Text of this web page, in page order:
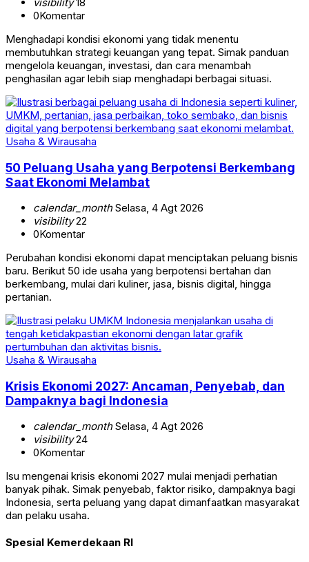
0Komentar
Menghadapi kondisi ekonomi yang tidak menentu
membutuhkan strategi keuangan yang tepat. Simak panduan
mengelola keuangan, investasi, dan cara menambah
penghasilan agar lebih siap menghadapi berbagai situasi.
Usaha & Wirausaha
50 Peluang Usaha yang Berpotensi Berkembang
Saat Ekonomi Melambat
calendar_monthSelasa, 4 Agt 2026
visibility22
0Komentar
Perubahan kondisi ekonomi dapat menciptakan peluang bisnis
baru. Berikut 50 ide usaha yang berpotensi bertahan dan
berkembang, mulai dari kuliner, jasa, bisnis digital, hingga
pertanian.
Usaha & Wirausaha
Krisis Ekonomi 2027: Ancaman, Penyebab, dan
Dampaknya bagi Indonesia
calendar_monthSelasa, 4 Agt 2026
visibility24
0Komentar
Isu mengenai krisis ekonomi 2027 mulai menjadi perhatian
banyak pihak. Simak penyebab, faktor risiko, dampaknya bagi
Indonesia, serta peluang yang dapat dimanfaatkan masyarakat
dan pelaku usaha.
Spesial Kemerdekaan RI